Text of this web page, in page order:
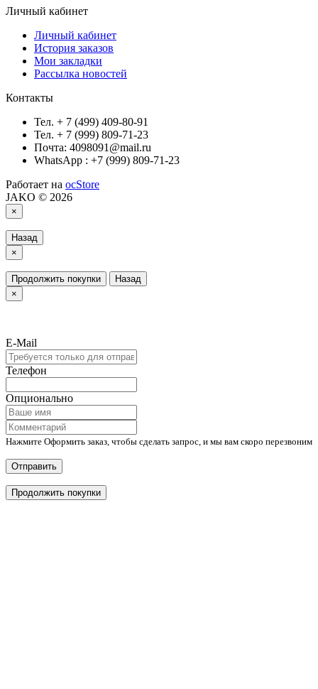
Личный кабинет
Личный кабинет
История заказов
Мои закладки
Рассылка новостей
Контакты
Тел. + 7 (499) 409-80-91
Тел. + 7 (999) 809-71-23
Почта: 4098091@mail.ru
WhatsApp : +7 (999) 809-71-23
Работает на ocStore
JAKO © 2026
×
Назад
×
Продолжить покупки
Назад
×
E-Mail
Телефон
Опционально
Нажмите Оформить заказ, чтобы сделать запрос, и мы вам скоро перезвоним
Отправить
Продолжить покупки